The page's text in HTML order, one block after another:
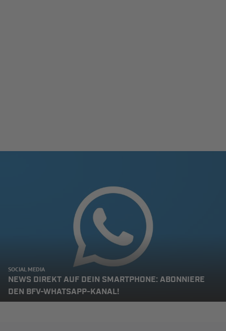
SOCIAL MEDIA
NEWS DIREKT AUF DEIN SMARTPHONE: ABONNIERE
DEN BFV-WHATSAPP-KANAL!